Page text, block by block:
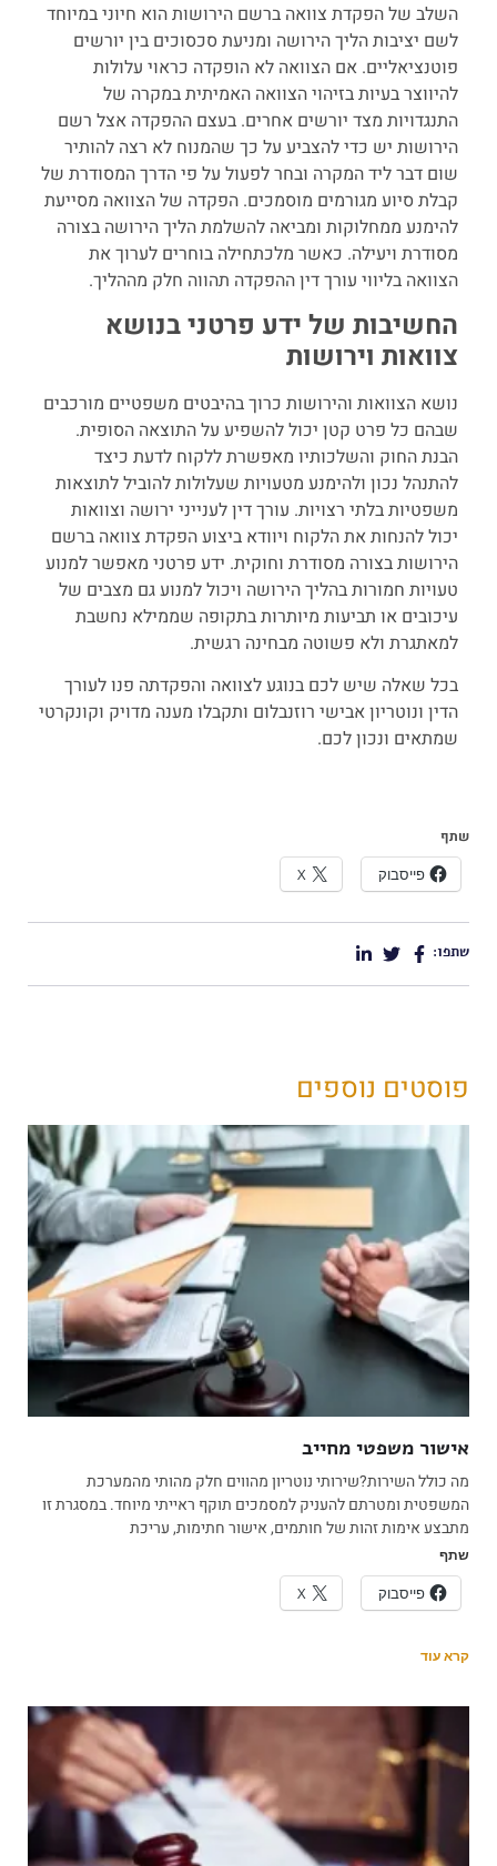
השלב של הפקדת צוואה ברשם הירושות הוא חיוני במיוחד
לשם יציבות הליך הירושה ומניעת סכסוכים בין יורשים
פוטנציאליים. אם הצוואה לא הופקדה כראוי עלולות
להיווצר בעיות בזיהוי הצוואה האמיתית במקרה של
התנגדויות מצד יורשים אחרים. בעצם ההפקדה אצל רשם
הירושות יש כדי להצביע על כך שהמנוח לא רצה להותיר
שום דבר ליד המקרה ובחר לפעול על פי הדרך המסודרת של
קבלת סיוע מגורמים מוסמכים. הפקדה של הצוואה מסייעת
להימנע ממחלוקות ומביאה להשלמת הליך הירושה בצורה
מסודרת ויעילה. כאשר מלכתחילה בוחרים לערוך את
הצוואה בליווי עורך דין ההפקדה תהווה חלק מההליך.
החשיבות של ידע פרטני בנושא
צוואות וירושות
נושא הצוואות והירושות כרוך בהיבטים משפטיים מורכבים
שבהם כל פרט קטן יכול להשפיע על התוצאה הסופית.
הבנת החוק והשלכותיו מאפשרת ללקוח לדעת כיצד
להתנהל נכון ולהימנע מטעויות שעלולות להוביל לתוצאות
משפטיות בלתי רצויות. עורך דין לענייני ירושה וצוואות
יכול להנחות את הלקוח ויוודא ביצוע הפקדת צוואה ברשם
הירושות בצורה מסודרת וחוקית. ידע פרטני מאפשר למנוע
טעויות חמורות בהליך הירושה ויכול למנוע גם מצבים של
עיכובים או תביעות מיותרות בתקופה שממילא נחשבת
למאתגרת ולא פשוטה מבחינה רגשית.
בכל שאלה שיש לכם בנוגע לצוואה והפקדתה פנו לעורך
הדין ונוטריון אבישי רוזנבלום ותקבלו מענה מדויק וקונקרטי
שמתאים ונכון לכם.
שתף
פייסבוק
X
שתפו:
פוסטים נוספים
אישור משפטי מחייב
מה כולל השירות?שירותי נוטריון מהווים חלק מהותי מהמערכת
המשפטית ומטרתם להעניק למסמכים תוקף ראייתי מיוחד. במסגרת זו
מתבצע אימות זהות של חותמים, אישור חתימות, עריכת
שתף
פייסבוק X
קרא עוד